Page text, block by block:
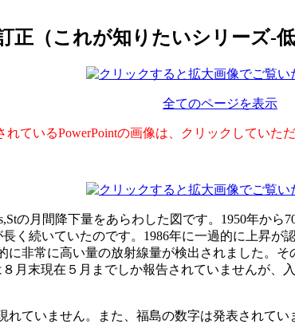
正（これが知りたいシリーズ-
全てのページを表示
ているPowerPointの画像は、クリックしていた
の月間降下量をあらわした図です。1950年か
く続いていたのです。1986年に一過的に上昇
非常に高い量の放射線量が検出されました。
月末現在５月までしか報告されていませんが、
ていません。また、福島の数字は発表されて